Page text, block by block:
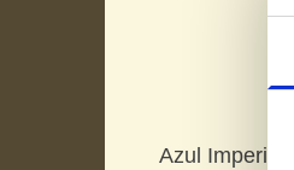
Azul Imperial